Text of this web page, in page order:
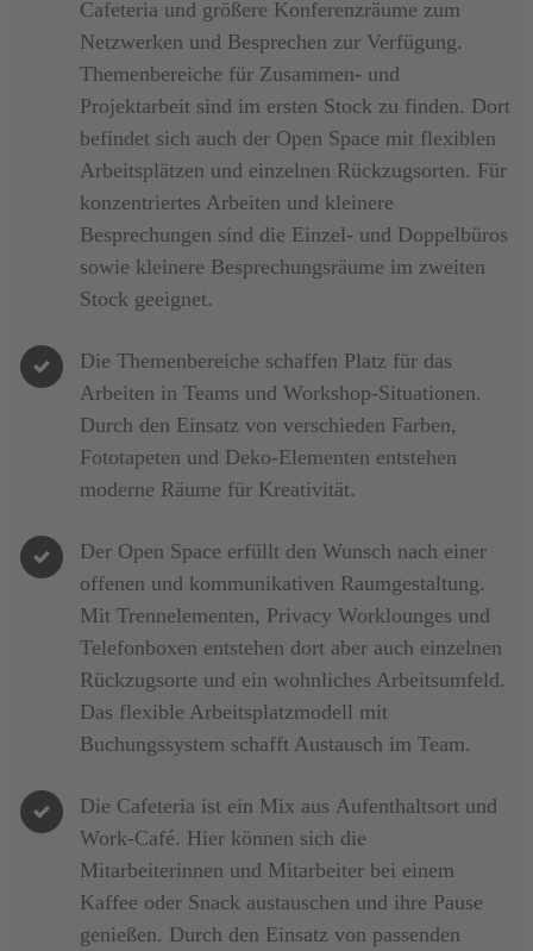
Cafeteria und größere Konferenzräume zum
Netzwerken und Besprechen zur Verfügung.
Themenbereiche für Zusammen- und
Projektarbeit sind im ersten Stock zu finden. Dort
befindet sich auch der Open Space mit flexiblen
Arbeitsplätzen und einzelnen Rückzugsorten. Für
konzentriertes Arbeiten und kleinere
Besprechungen sind die Einzel- und Doppelbüros
sowie kleinere Besprechungsräume im zweiten
Stock geeignet.
Die Themenbereiche schaffen Platz für das
Arbeiten in Teams und Workshop-Situationen.
Durch den Einsatz von verschieden Farben,
Fototapeten und Deko-Elementen entstehen
moderne Räume für Kreativität.
Der Open Space erfüllt den Wunsch nach einer
offenen und kommunikativen Raumgestaltung.
Mit Trennelementen, Privacy Worklounges und
Telefonboxen entstehen dort aber auch einzelnen
Rückzugsorte und ein wohnliches Arbeitsumfeld.
Das flexible Arbeitsplatzmodell mit
Buchungssystem schafft Austausch im Team.
Die Cafeteria ist ein Mix aus Aufenthaltsort und
Work-Café. Hier können sich die
Mitarbeiterinnen und Mitarbeiter bei einem
Kaffee oder Snack austauschen und ihre Pause
genießen. Durch den Einsatz von passenden